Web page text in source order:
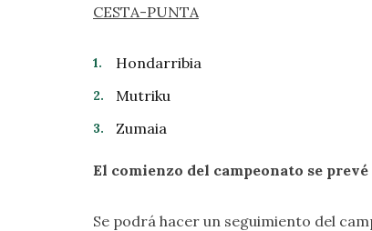
CESTA-PUNTA
Hondarribia
Mutriku
Zumaia
El comienzo del campeonato se
Se podrá hacer un seguimiento del